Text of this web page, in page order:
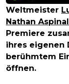
Weltmeister
Nathan
Premiere
ihres eigenen
berühmtem
öffnen.